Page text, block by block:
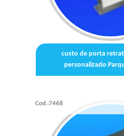
custo de porta
personalizado
Cod.:7468